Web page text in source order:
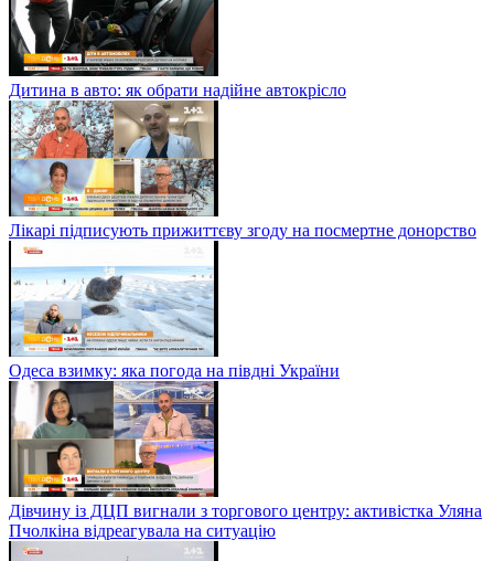
Дитина в авто: як обрати надійне автокрісло
Лікарі підписують прижиттєву згоду на посмертне донорство
Одеса взимку: яка погода на півдні України
Дівчину із ДЦП вигнали з торгового центру: активістка Уляна
Пчолкіна відреагувала на ситуацію